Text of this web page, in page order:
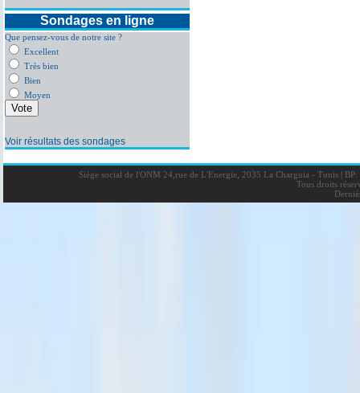
Sondages en ligne
Que pensez-vous de notre site ?
Excellent
Très bien
Bien
Moyen
Voir résultats des sondages
Siège social de l'ONM 24,rue de L'Energie, 2035 La Charguia - Tunis |BP:
Tous droits